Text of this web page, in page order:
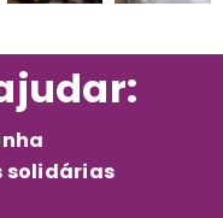
solidárias